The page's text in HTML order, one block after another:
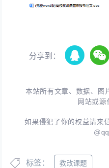
分享到：
本站所有文章、数据、图
网站或源
如果侵犯了你的权益请来
标签： 教改课题